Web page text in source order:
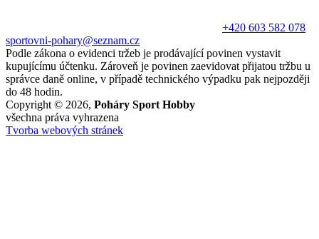
+420 603 582 078
sportovni-pohary@seznam.cz
Podle zákona o evidenci tržeb je prodávající povinen vystavit
kupujícímu účtenku. Zároveň je povinen zaevidovat přijatou tržbu u
správce daně online, v případě technického výpadku pak nejpozději
do 48 hodin.
Copyright © 2026, Poháry Sport Hobby
všechna práva vyhrazena
Tvorba webových stránek